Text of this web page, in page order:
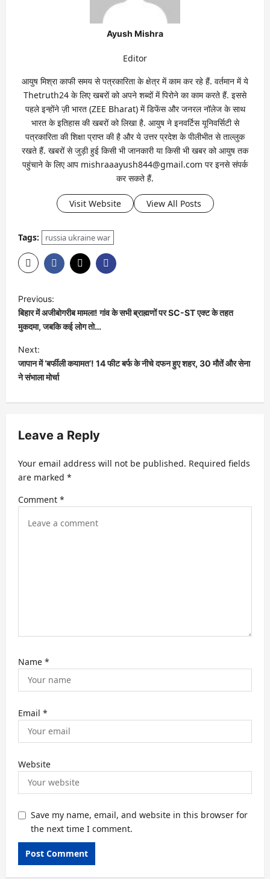
Ayush Mishra
Editor
आयुष मिश्रा काफी समय से पत्रकारिता के क्षेत्र में काम कर रहे हैं. वर्तमान में ये
Thetruth24 के लिए खबरों को अपने शब्दों में पिरोने का काम करते हैं. इससे
पहले इन्होंने ज़ी भारत (ZEE Bharat) में डिफेंस और जनरल नॉलेज के साथ
भारत के इतिहास की खबरों को लिखा है. आयुष ने इनवर्टिस यूनिवर्सिटी से
पत्रकारिता की शिक्षा प्राप्त की है और ये उत्तर प्रदेश के पीलीभीत से ताल्लुक
रखते हैं. खबरों से जुड़ी हुई किसी भी जानकारी या किसी भी खबर को आयुष तक
पहुंचाने के लिए आप mishraaayush844@gmail.com पर इनसे संपर्क
कर सकते हैं.
Visit Website View All Posts
Tags: russia ukraine war
Previous:
बिहार में अजीबोगरीब मामला! गांव के सभी ब्राह्मणों पर SC-ST एक्ट के तहत
मुकदमा, जबकि कई लोग तो…
Next:
जापान में ‘बर्फीली कयामत’! 14 फीट बर्फ के नीचे दफन हुए शहर, 30 मौतें और सेना
ने संभाला मोर्चा
Leave a Reply
Your email address will not be published. Required fields
are marked *
Comment *
Name *
Email *
Website
Save my name, email, and website in this browser for
the next time I comment.